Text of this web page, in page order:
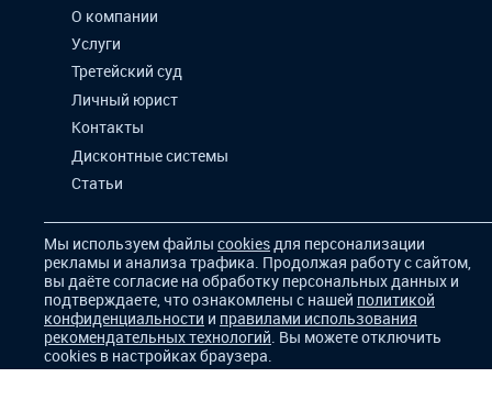
О компании
Услуги
Третейский суд
Личный юрист
Контакты
Дисконтные системы
Статьи
Мы используем файлы cookiesдля персонализации
рекламы и анализа трафика. Продолжая работу с сайтом,
вы даёте согласие на обработку персональных данных и
подтверждаете, что ознакомлены с нашей политикой
конфиденциальности и правилами использования
рекомендательных технологий. Вы можете отключить
cookies в настройках браузера.